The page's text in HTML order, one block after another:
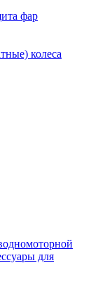
фар
колеса
для